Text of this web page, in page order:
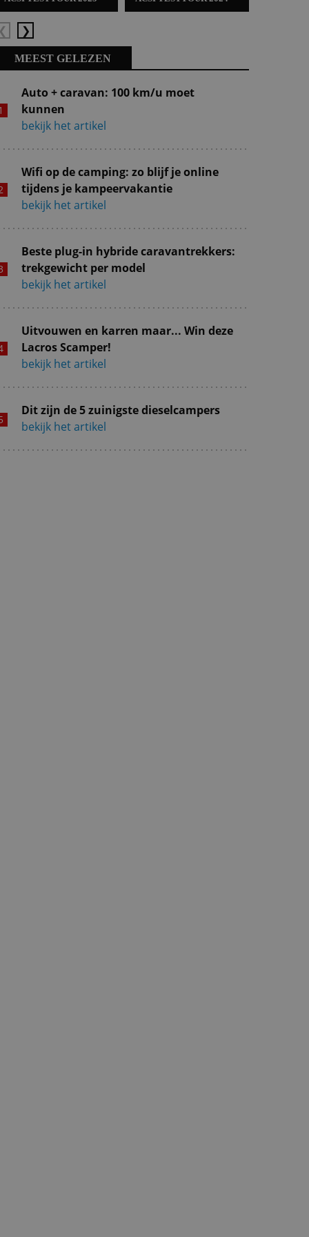
Volgende
MEEST GELEZEN
Auto + caravan: 100 km/u moet
kunnen
bekijk het artikel
Wifi op de camping: zo blijf je online
tijdens je kampeervakantie
bekijk het artikel
Beste plug-in hybride caravantrekkers:
trekgewicht per model
bekijk het artikel
Uitvouwen en karren maar... Win deze
Lacros Scamper!
bekijk het artikel
Dit zijn de 5 zuinigste dieselcampers
bekijk het artikel